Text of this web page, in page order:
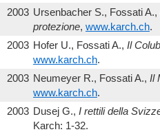
2003 Ursenbacher S., Fossati A.,
protezione, www.karch.ch.
2003 Hofer U., Fossati A., Il
www.karch.ch.
2003 Neumeyer R., Fossati A., Il
www.karch.ch.
2003 Dusej G., I rettili della
Karch: 1-32.